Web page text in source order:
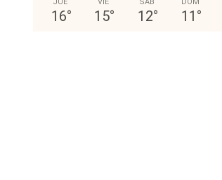
16° 15° 12° 11 °